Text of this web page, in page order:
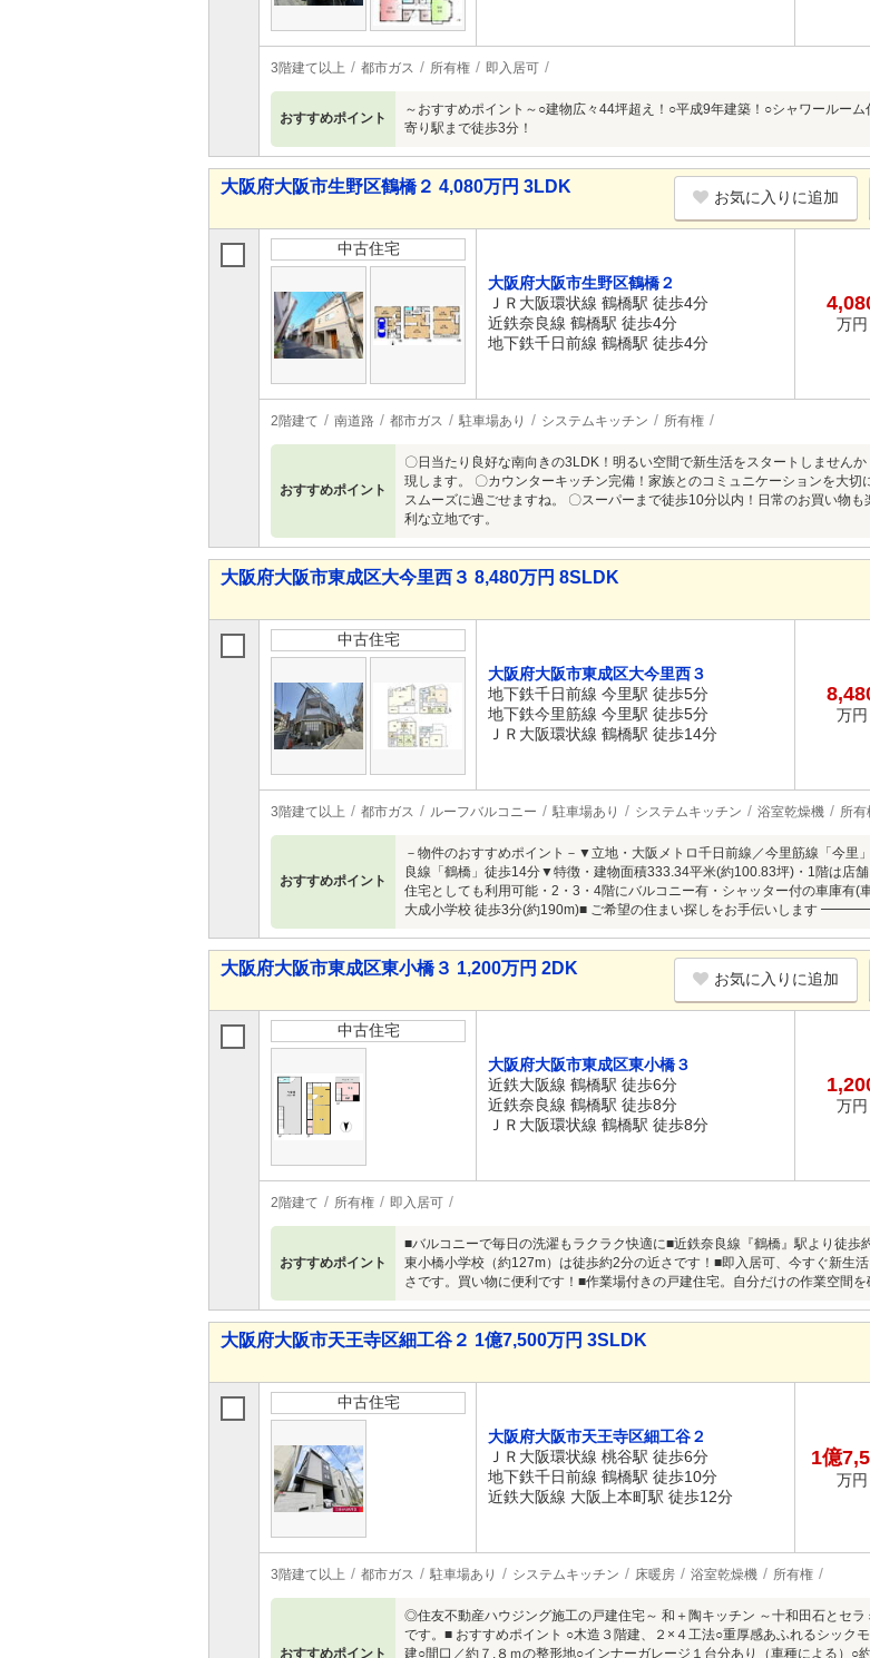
3階建て以上 都市ガス 所有権 即入居可
おすすめポイント
～おすすめポイント～○建物広々44坪超え！○平成9年建築！○シャワールー
寄り駅まで徒歩3分！
大阪府大阪市生野区鶴橋２ 4,080万円 3LDK
お気に入りに追加
中古住宅
大阪府大阪市生野区鶴橋２
ＪＲ大阪環状線 鶴橋駅 徒歩4分
近鉄奈良線 鶴橋駅 徒歩4分
地下鉄千日前線 鶴橋駅 徒歩4分
万円
2階建て 南道路 都市ガス 駐車場あり システムキッチン 所有権
おすすめポイント
〇日当たり良好な南向きの3LDK！明るい空間で新生活をスタートしません
現します。 〇カウンターキッチン完備！家族とのコミュニケーションを大
スムーズに過ごせますね。 〇スーパーまで徒歩10分以内！日常のお買い物
利な立地です。
大阪府大阪市東成区大今里西３ 8,480万円 8SLDK
中古住宅
大阪府大阪市東成区大今里西３
地下鉄千日前線 今里駅 徒歩5分
地下鉄今里筋線 今里駅 徒歩5分
ＪＲ大阪環状線 鶴橋駅 徒歩14分
万円
3階建て以上 都市ガス ルーフバルコニー 駐車場あり システムキッチン 浴室乾燥機 所有
おすすめポイント
－物件のおすすめポイント－▼立地・大阪メトロ千日前線／今里筋線「今
良線「鶴橋」徒歩14分▼特徴・建物面積333.34平米(約100.83坪)・1階は店
住宅としても利用可能・2・3・4階にバルコニー有・シャッター付の車庫
大成小学校 徒歩3分(約190m)■ ご希望の住まい探しをお手伝いします
大阪府大阪市東成区東小橋３ 1,200万円 2DK
お気に入りに追加
中古住宅
大阪府大阪市東成区東小橋３
近鉄大阪線 鶴橋駅 徒歩6分
近鉄奈良線 鶴橋駅 徒歩8分
ＪＲ大阪環状線 鶴橋駅 徒歩8分
万円
2階建て 所有権 即入居可
おすすめポイント
■バルコニーで毎日の洗濯もラクラク快適に■近鉄奈良線『鶴橋』駅より徒
東小橋小学校（約127m）は徒歩約2分の近さです！■即入居可、今すぐ新生
さです。買い物に便利です！■作業場付きの戸建住宅。自分だけの作業空間を
大阪府大阪市天王寺区細工谷２ 1億7,500万円 3SLDK
中古住宅
大阪府大阪市天王寺区細工谷２
ＪＲ大阪環状線 桃谷駅 徒歩6分
地下鉄千日前線 鶴橋駅 徒歩10分
近鉄大阪線 大阪上本町駅 徒歩12分
1億
万円
3階建て以上 都市ガス 駐車場あり システムキッチン 床暖房 浴室乾燥機 所有権
おすすめポイント
◎住友不動産ハウジング施工の戸建住宅～ 和＋陶キッチン ～十和田石とセ
です。■ おすすめポイント ○木造３階建、２×４工法○重厚感あふれるシック
建○間口／約７.８ｍの整形地○インナーガレージ１台分あり（車種による）○